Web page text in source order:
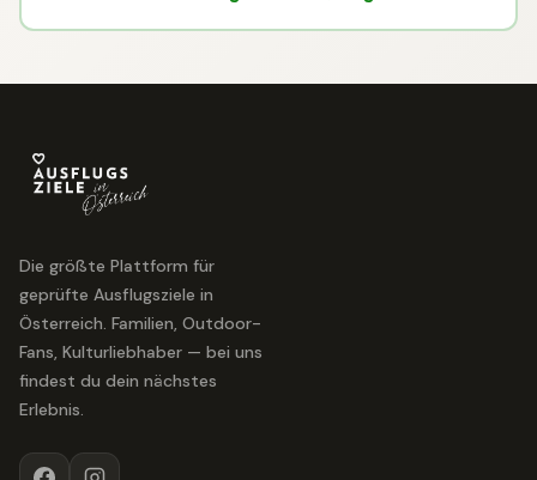
Die größte Plattform für
geprüfte Ausflugsziele in
Österreich. Familien, Outdoor-
Fans, Kulturliebhaber — bei uns
findest du dein nächstes
Erlebnis.